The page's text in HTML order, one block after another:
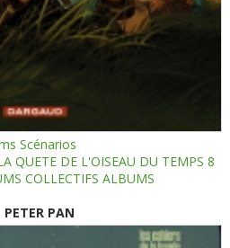
Scénarios
QUETE DE L'OISEAU DU TEMPS 8
COLLECTIFS ALBUMS
PAN